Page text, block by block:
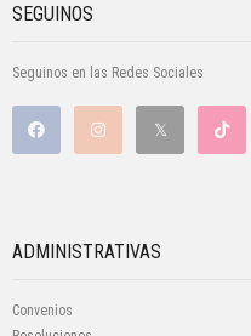
SEGUINOS
Seguinos en las Redes Sociales
ADMINISTRATIVAS
Convenios